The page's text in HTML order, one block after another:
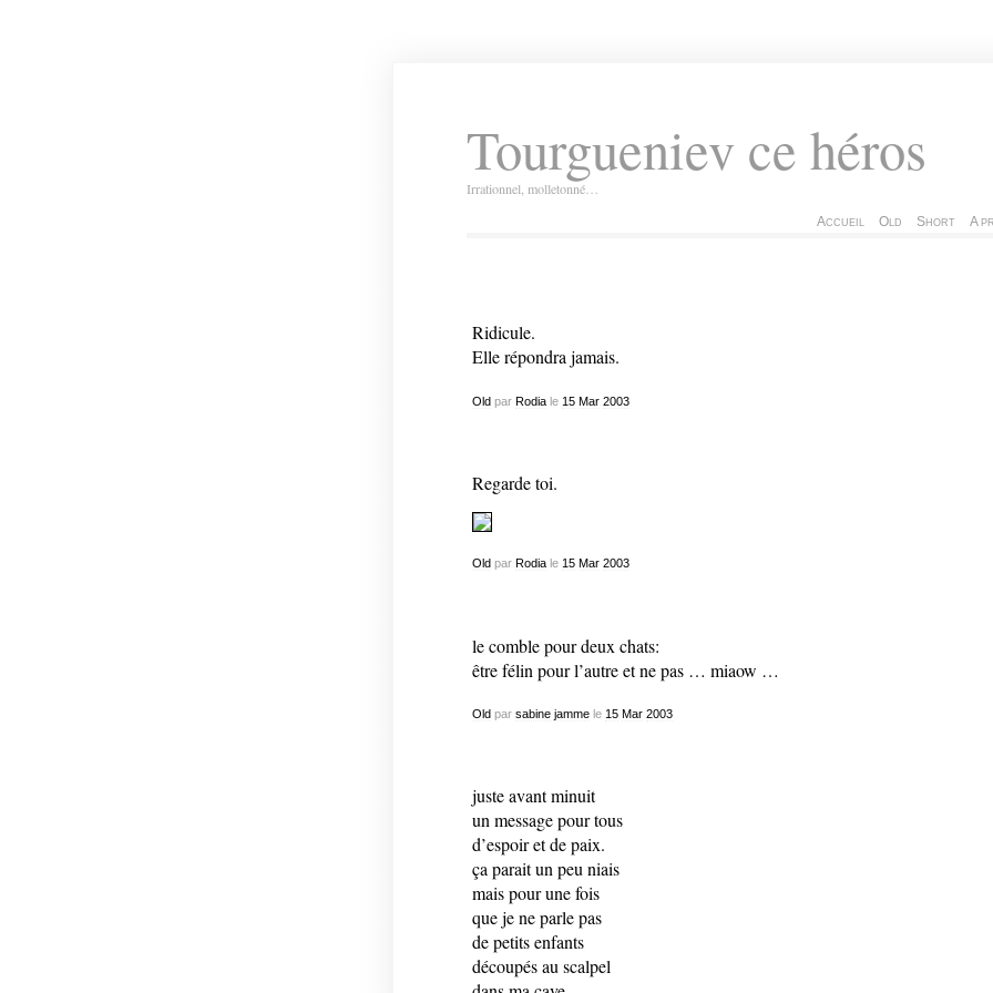
Tourgueniev ce héros
Irrationnel, molletonné…
Accueil Old Short A
Ridicule.
Elle répondra jamais.
Oldpar Rodiale 15 Mar 2003
Regarde toi.
Oldpar Rodiale 15 Mar 2003
le comble pour deux chats:
être félin pour l’autre et ne pas … miaow …
Oldpar sabine jammele 15 Mar 2003
juste avant minuit
un message pour tous
d’espoir et de paix.
ça parait un peu niais
mais pour une fois
que je ne parle pas
de petits enfants
découpés au scalpel